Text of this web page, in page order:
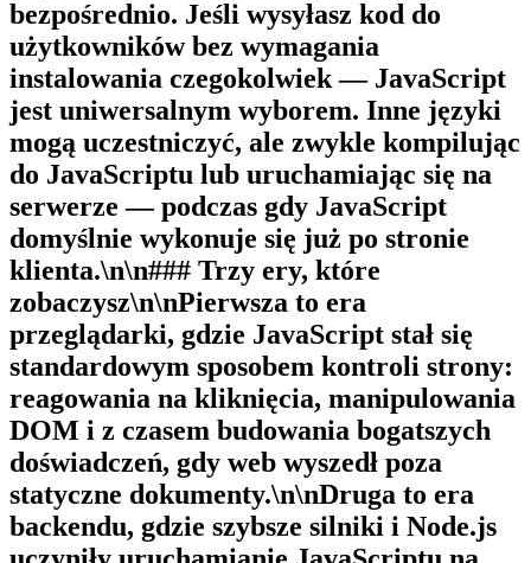
bezpośrednio. Jeśli wysyłasz kod do
użytkowników bez wymagania
instalowania czegokolwiek — JavaScript
jest uniwersalnym wyborem. Inne języki
mogą uczestniczyć, ale zwykle kompilując
do JavaScriptu lub uruchamiając się na
serwerze — podczas gdy JavaScript
domyślnie wykonuje się już po stronie
klienta.\n\n### Trzy ery, które
zobaczysz\n\nPierwsza to era
przeglądarki, gdzie JavaScript stał się
standardowym sposobem kontroli strony:
reagowania na kliknięcia, manipulowania
DOM i z czasem budowania bogatszych
doświadczeń, gdy web wyszedł poza
statyczne dokumenty.\n\nDruga to era
backendu, gdzie szybsze silniki i Node.js